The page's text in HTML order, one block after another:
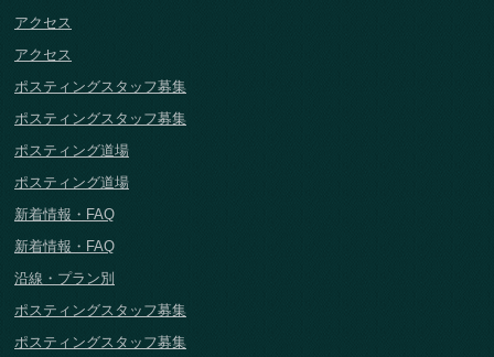
アクセス
アクセス
ポスティングスタッフ募集
ポスティングスタッフ募集
ポスティング道場
ポスティング道場
新着情報・FAQ
新着情報・FAQ
沿線・プラン別
ポスティングスタッフ募集
ポスティングスタッフ募集